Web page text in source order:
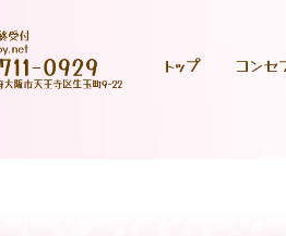
トップ コンセ